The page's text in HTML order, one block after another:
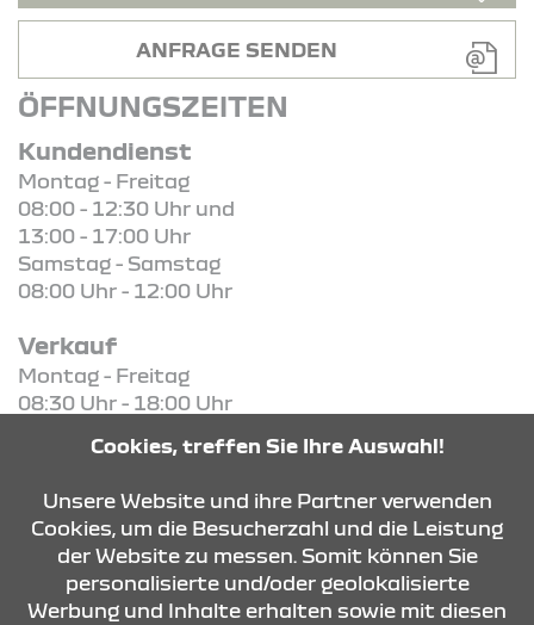
ANFRAGE SENDEN
ÖFFNUNGSZEITEN
Kundendienst
Montag - Freitag
08:00 - 12:30 Uhr und
13:00 - 17:00 Uhr
Samstag - Samstag
08:00 Uhr - 12:00 Uhr
Verkauf
Montag - Freitag
08:30 Uhr - 18:00 Uhr
08:30 Uhr - 13:00 Uhr
KONTAKT & ANFAHRT
Cookies, treffen Sie Ihre Auswahl!
Unsere Website und ihre Partner verwenden
Cookies, um die Besucherzahl und die Leistung
der Website zu messen. Somit können Sie
personalisierte und/oder geolokalisierte
Werbung und Inhalte erhalten sowie mit diesen